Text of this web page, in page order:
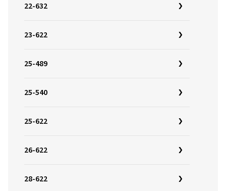
22-632
23-622
25-489
25-540
25-622
26-622
28-622